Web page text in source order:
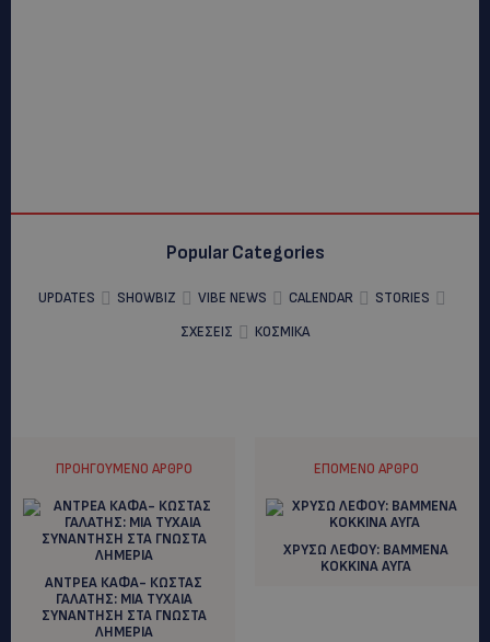
Popular Categories
UPDATES SHOWBIZ VIBE NEWS CALENDAR
STORIES
ΣΧΕΣΕΙΣ
ΚΟΣΜΙΚΑ
ΠΡΟΗΓΟΎΜΕΝΟ ΆΡΘΡΟ
ΑΝΤΡΕΑ ΚΑΦΑ- ΚΩΣΤΑΣ
ΓΑΛΑΤΗΣ: ΜΙΑ ΤΥΧΑΙΑ
ΣΥΝΑΝΤΗΣΗ ΣΤΑ ΓΝΩΣΤΑ
ΛΗΜΕΡΙΑ
ΕΠΌΜΕΝΟ ΆΡΘΡΟ
ΧΡΥΣΩ ΛΕΦΟΥ: BAMMENA
KOKKINA AYΓΑ